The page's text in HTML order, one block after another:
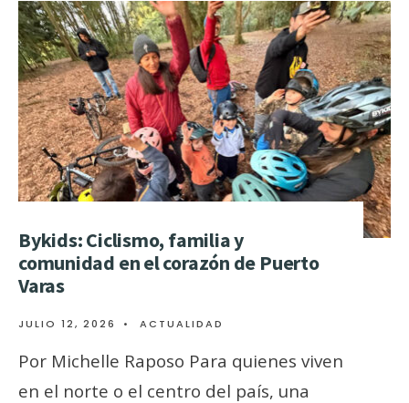
Bykids: Ciclismo, familia y
comunidad en el corazón de Puerto
Varas
JULIO 12, 2026 • ACTUALIDAD
Por Michelle Raposo Para quienes viven
en el norte o el centro del país, una